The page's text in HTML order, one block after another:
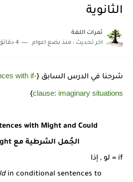
الثانوية
ثمرات اللغة
اخر تحديث : منذ بضع اعوام 4 دقائق للقراءة
شرحنا في الدرس السابق {with if-
clause: imaginary situations
}
with Might and Could
الجُمل الشرطية مع might و could
if = لو , إذا
in conditional sentences to